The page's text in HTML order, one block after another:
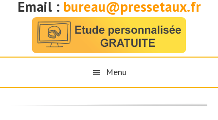
Email : bureau@pressetaux.fr
Menu